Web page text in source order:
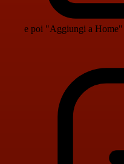
e poi "Aggiungi a Home"